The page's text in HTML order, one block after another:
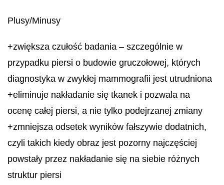
Plusy/Minusy
+zwiększa czułość badania – szczególnie w
przypadku piersi o budowie gruczołowej, których
diagnostyka w zwykłej mammografii jest utrudniona
+eliminuje nakładanie się tkanek i pozwala na
ocenę całej piersi, a nie tylko podejrzanej zmiany
+zmniejsza odsetek wyników fałszywie dodatnich,
czyli takich kiedy obraz jest pozorny najczęściej
powstały przez nakładanie się na siebie różnych
struktur piersi